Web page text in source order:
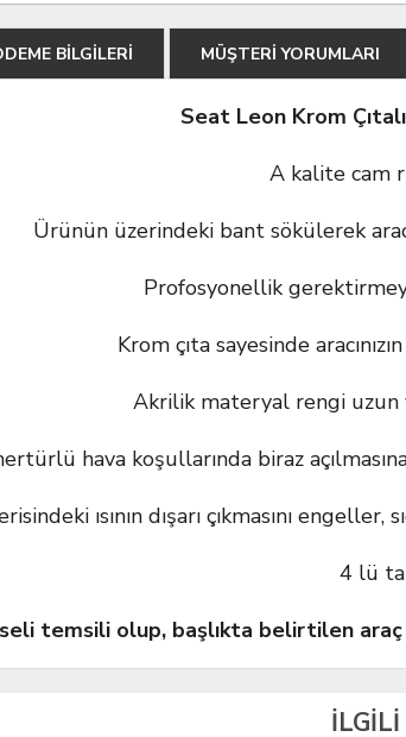
BİLGİLERİ MÜŞTERİ YORUMLARI
Seat Leon Krom
A kalite cam
Ürünün üzerindeki bant sökülerek
Profosyonellik
Krom çıta sayesinde
Akrilik materyal rengi uzun
hava koşullarında biraz
ısının dışarı çıkmasını
4 lü
temsili olup, başlıkta belirtilen araç